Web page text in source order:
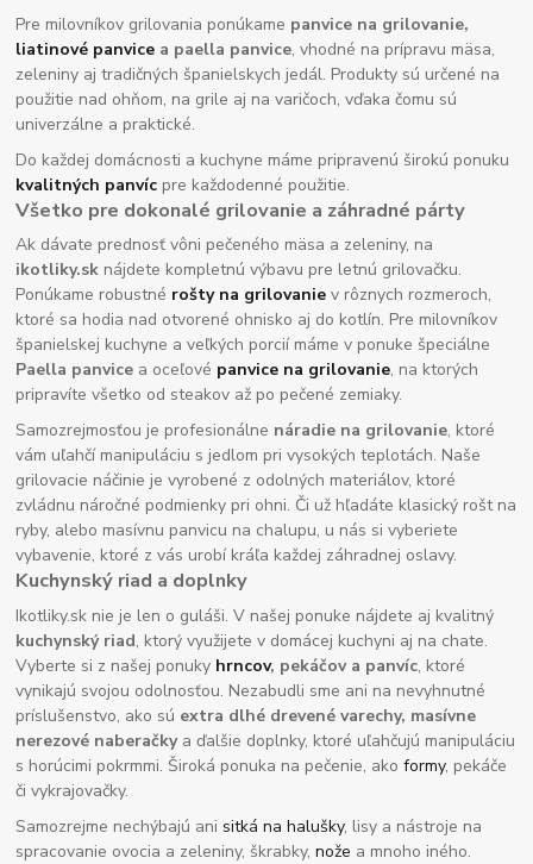
Pre milovníkov grilovania ponúkame panvice na grilovanie,
liatinové panvice a paella panvice, vhodné na prípravu mäsa,
zeleniny aj tradičných španielskych jedál. Produkty sú určené na
použitie nad ohňom, na grile aj na varičoch, vďaka čomu sú
univerzálne a praktické.
Do každej domácnosti a kuchyne máme pripravenú širokú ponuku
kvalitných panvíc pre každodenné použitie.
Všetko pre dokonalé grilovanie a záhradné párty
Ak dávate prednosť vôni pečeného mäsa a zeleniny, na
ikotliky.sk nájdete kompletnú výbavu pre letnú grilovačku.
Ponúkame robustné rošty na grilovanie v rôznych rozmeroch,
ktoré sa hodia nad otvorené ohnisko aj do kotlín. Pre milovníkov
španielskej kuchyne a veľkých porcií máme v ponuke špeciálne
Paella panvice a oceľové panvice na grilovanie, na ktorých
pripravíte všetko od steakov až po pečené zemiaky.
Samozrejmosťou je profesionálne náradie na grilovanie, ktoré
vám uľahčí manipuláciu s jedlom pri vysokých teplotách. Naše
grilovacie náčinie je vyrobené z odolných materiálov, ktoré
zvládnu náročné podmienky pri ohni. Či už hľadáte klasický rošt na
ryby, alebo masívnu panvicu na chalupu, u nás si vyberiete
vybavenie, ktoré z vás urobí kráľa každej záhradnej oslavy.
Kuchynský riad a doplnky
Ikotliky.sk nie je len o guláši. V našej ponuke nájdete aj kvalitný
kuchynský riad, ktorý využijete v domácej kuchyni aj na chate.
Vyberte si z našej ponuky hrncov, pekáčov a panvíc, ktoré
vynikajú svojou odolnosťou. Nezabudli sme ani na nevyhnutné
príslušenstvo, ako sú extra dlhé drevené varechy, masívne
nerezové naberačkya ďalšie doplnky, ktoré uľahčujú manipuláciu
s horúcimi pokrmmi. Široká ponuka na pečenie, akoformy, pekáče
či vykrajovačky.
Samozrejme nechýbajú anisitká na halušky, lisy a nástroje na
spracovanie ovocia a zeleniny, škrabky,nože a mnoho iného.